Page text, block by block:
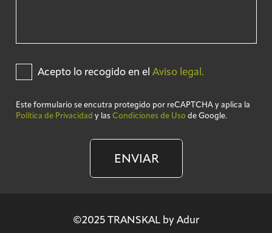
Acepto lo recogido en el Aviso legal.
Este formulario se encutra protegido por reCAPTCHA y aplica la
Política de Privacidad y las Condiciones de Uso de Google.
ENVIAR
©2025 TRANSKAL by Adur